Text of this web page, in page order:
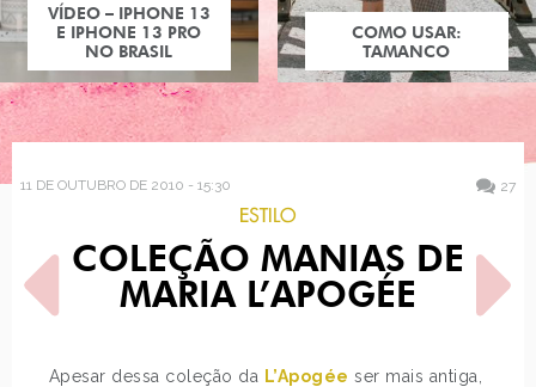
COMO USAR:
TAMANCO
COMO USAR:
BLUSA UM OMBRO
SÓ
11 DE OUTUBRO DE 2010 - 15:30 27
ESTILO
COLEÇÃO MANIAS DE
MARIA L’APOGÉE
Apesar dessa coleção da L’Apogée ser mais antiga,